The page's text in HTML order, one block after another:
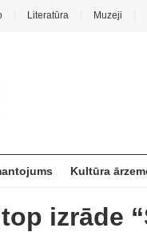
Literatūra Muzeji
Kultūra
izrāde